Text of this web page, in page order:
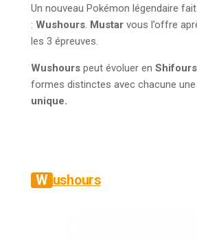
Un nouveau Pokémon légendaire
: Wushours Mustar vous l’offre
les 3 épreuves.
Wushours peut évoluer en Shifours
formes distinctes avec chacune
unique.
Wushours